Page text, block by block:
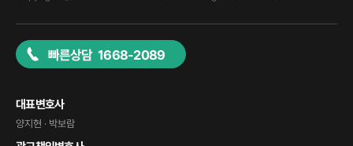
빠른상담 1668-2089
대표변호사
양지현 · 박보람